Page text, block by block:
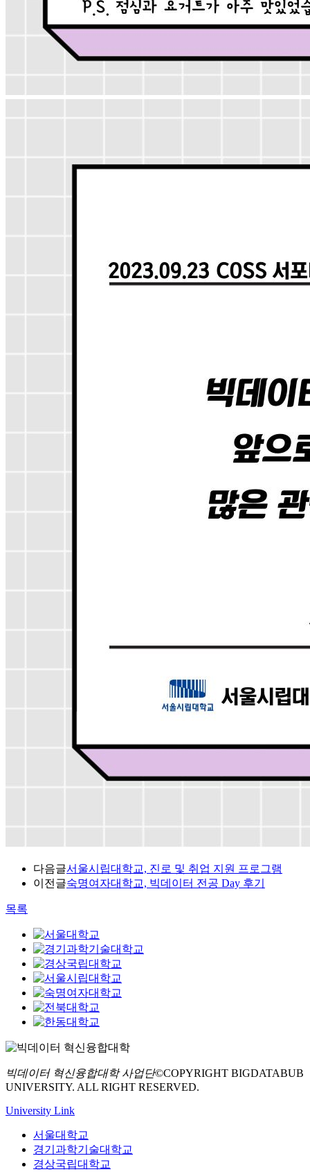
다음글서울시립대학교, 진로 및 취업 지원 프로그램
이전글숙명여자대학교, 빅데이터 전공 Day 후기
목록
빅데이터 혁신융합대학 사업단©COPYRIGHT BIGDATABUB
UNIVERSITY. ALL RIGHT RESERVED.
University Link
서울대학교
경기과학기술대학교
경상국립대학교